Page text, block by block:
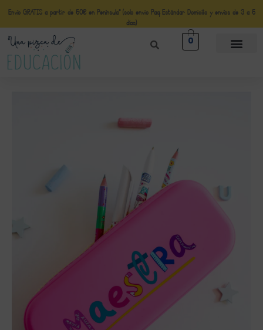
Envío GRATIS a partir de 50€ en Península* (solo envio Paq Estándar Domicilio y envíos de 3 a 5
días)
0